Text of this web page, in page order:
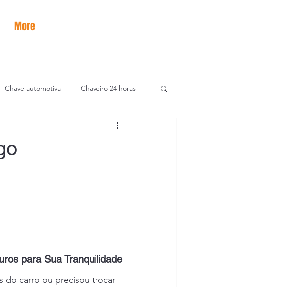
More
Chave automotiva Chaveiro 24 horas
para Sua Tranquilidade
do carro ou precisou trocar